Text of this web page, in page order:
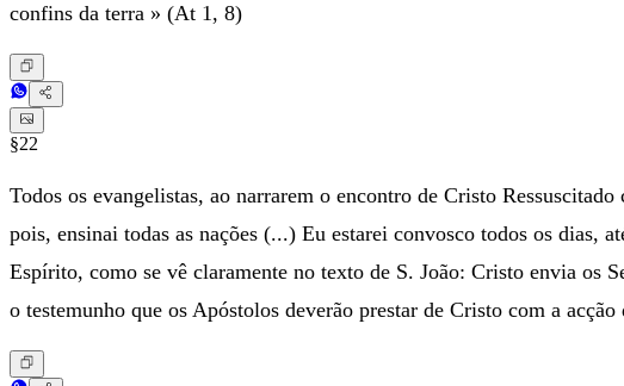
confins da terra » (At 1, 8)
§22
Todos os evangelistas, ao narrarem o encontro de Cristo
pois, ensinai todas as nações (...) Eu estarei convosco todos os
Espírito, como se vê claramente no texto de S. João: Cristo envia os
o testemunho que os Apóstolos deverão prestar de Cristo com a